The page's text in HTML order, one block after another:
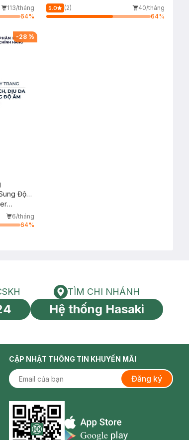
113/tháng
64%
Cleansing Water Black
5.0 (2)
40/tháng
64%
-28%
Độ
6/tháng
64%
CSKH Tìm chi nhánh
TÌM CHI NHÁNH
Hệ thống Hasaki
CẬP NHẬT THÔNG TIN KHUYẾN MÃI
Đăng ký
Appstore icon